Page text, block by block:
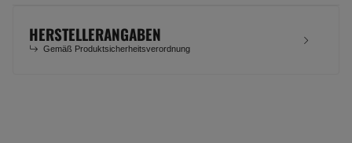
HERSTELLERANGABEN
Gemäß Produktsicherheitsverordnung